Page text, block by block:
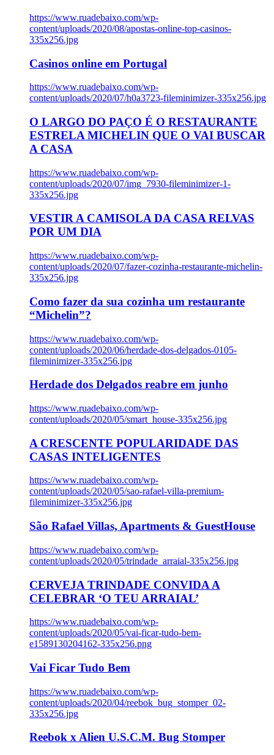
https://www.ruadebaixo.com/wp-
content/uploads/2020/08/apostas-online-top-casinos-
335x256.jpg
Casinos online em Portugal
https://www.ruadebaixo.com/wp-
content/uploads/2020/07/h0a3723-fileminimizer-335x256.jpg
O LARGO DO PAÇO É O RESTAURANTE
ESTRELA MICHELIN QUE O VAI BUSCAR
A CASA
https://www.ruadebaixo.com/wp-
content/uploads/2020/07/img_7930-fileminimizer-1-
335x256.jpg
VESTIR A CAMISOLA DA CASA RELVAS
POR UM DIA
https://www.ruadebaixo.com/wp-
content/uploads/2020/07/fazer-cozinha-restaurante-michelin-
335x256.jpg
Como fazer da sua cozinha um restaurante
“Michelin”?
https://www.ruadebaixo.com/wp-
content/uploads/2020/06/herdade-dos-delgados-0105-
fileminimizer-335x256.jpg
Herdade dos Delgados reabre em junho
https://www.ruadebaixo.com/wp-
content/uploads/2020/05/smart_house-335x256.jpg
A CRESCENTE POPULARIDADE DAS
CASAS INTELIGENTES
https://www.ruadebaixo.com/wp-
content/uploads/2020/05/sao-rafael-villa-premium-
fileminimizer-335x256.jpg
São Rafael Villas, Apartments & GuestHouse
https://www.ruadebaixo.com/wp-
content/uploads/2020/05/trindade_arraial-335x256.jpg
CERVEJA TRINDADE CONVIDA A
CELEBRAR ‘O TEU ARRAIAL’
https://www.ruadebaixo.com/wp-
content/uploads/2020/05/vai-ficar-tudo-bem-
e1589130204162-335x256.png
Vai Ficar Tudo Bem
https://www.ruadebaixo.com/wp-
content/uploads/2020/04/reebok_bug_stomper_02-
335x256.jpg
Reebok x Alien U.S.C.M. Bug Stomper